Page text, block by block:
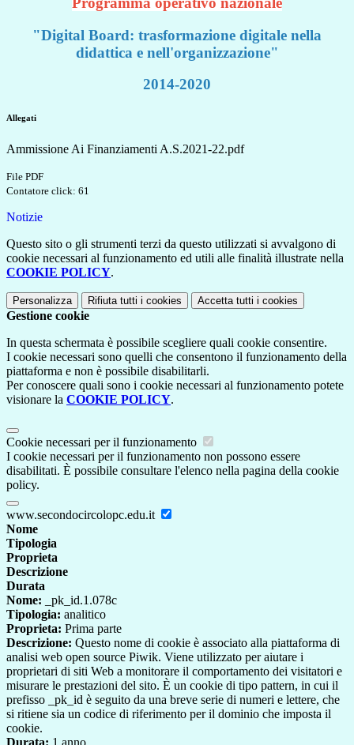
"Digital Board: trasformazione digitale nella
didattica e nell'organizzazione"
2014-2020
Allegati
Ammissione Ai Finanziamenti A.S.2021-22.pdf
File PDF
Contatore click: 61
Notizie
Questo sito o gli strumenti terzi da questo utilizzati si avvalgono di
cookie necessari al funzionamento ed utili alle finalità illustrate nella
COOKIE POLICY.
Personalizza Rifiuta tutti i cookies Accetta tutti i cookies
Gestione cookie
In questa schermata è possibile scegliere quali cookie consentire.
I cookie necessari sono quelli che consentono il funzionamento della
piattaforma e non è possibile disabilitarli.
Per conoscere quali sono i cookie necessari al funzionamento potete
visionare la COOKIE POLICY.
Cookie necessari per il funzionamento
I cookie necessari per il funzionamento non possono essere
disabilitati. È possibile consultare l'elenco nella pagina della cookie
policy.
www.secondocircolopc.edu.it
Nome
Tipologia
Proprieta
Descrizione
Durata
Nome: _pk_id.1.078c
Tipologia: analitico
Proprieta: Prima parte
Descrizione: Questo nome di cookie è associato alla piattaforma di
analisi web open source Piwik. Viene utilizzato per aiutare i
proprietari di siti Web a monitorare il comportamento dei visitatori e
misurare le prestazioni del sito. È un cookie di tipo pattern, in cui il
prefisso _pk_id è seguito da una breve serie di numeri e lettere, che
si ritiene sia un codice di riferimento per il dominio che imposta il
cookie.